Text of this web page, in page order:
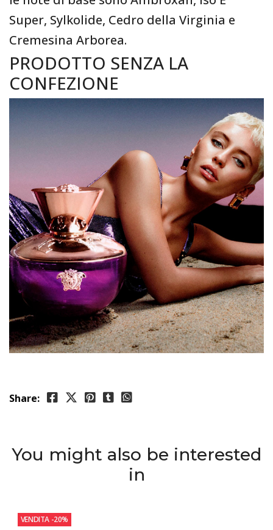
Super, Sylkolide, Cedro della Virginia e
Cremesina Arborea.
PRODOTTO SENZA LA
CONFEZIONE
Share:
You might also be interested
in
VENDITA -20%